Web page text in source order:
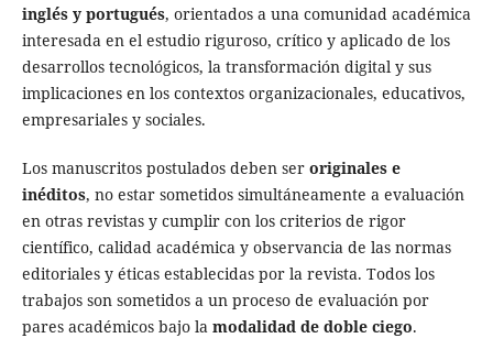
inglés y portugués, orientados a una comunidad académica
interesada en el estudio riguroso, crítico y aplicado de los
desarrollos tecnológicos, la transformación digital y sus
implicaciones en los contextos organizacionales, educativos,
empresariales y sociales.
Los manuscritos postulados deben ser originales e
inéditos, no estar sometidos simultáneamente a evaluación
en otras revistas y cumplir con los criterios de rigor
científico, calidad académica y observancia de las normas
editoriales y éticas establecidas por la revista. Todos los
trabajos son sometidos a un proceso de evaluación por
pares académicos bajo la modalidad de doble ciego.